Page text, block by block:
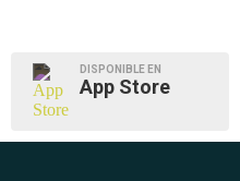
DISPONIBLE EN
App Store